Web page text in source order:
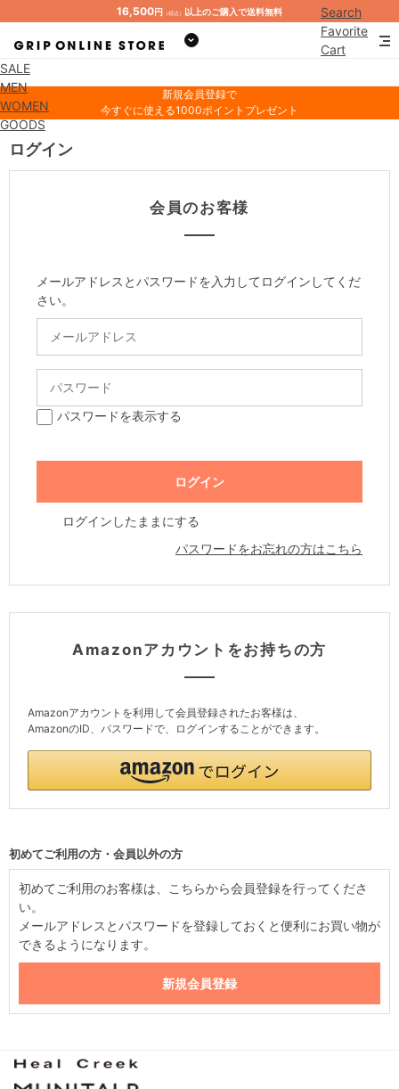
16,500円 （税込） 以上のご購入で送料無料
Search
Favorite
Cart
SALE
MEN
WOMEN
GOODS
新規会員登録で
今すぐに使える1000ポイントプレゼント
ログイン
会員のお客様
メールアドレスとパスワードを入力してログインしてくだ
さい。
パスワードを表示する
ログインしたままにする
パスワードをお忘れの方はこちら
Amazonアカウントをお持ちの方
Amazonアカウントを利用して会員登録されたお客様は、
AmazonのID、パスワードで、ログインすることができます。
初めてご利用の方・会員以外の方
初めてご利用のお客様は、こちらから会員登録を行ってくださ
い。
メールアドレスとパスワードを登録しておくと便利にお買い物が
できるようになります。